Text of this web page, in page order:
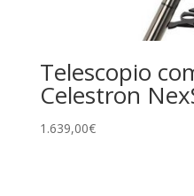
Telescopio
Celestron
1.639,00€